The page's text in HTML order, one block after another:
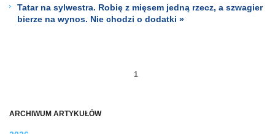
ARCHIWUM ARTYKUŁÓW
Tatar na sylwestra. Robię z mięsem jedną rzecz, a szwagier
bierze na wynos. Nie chodzi o dodatki »
1